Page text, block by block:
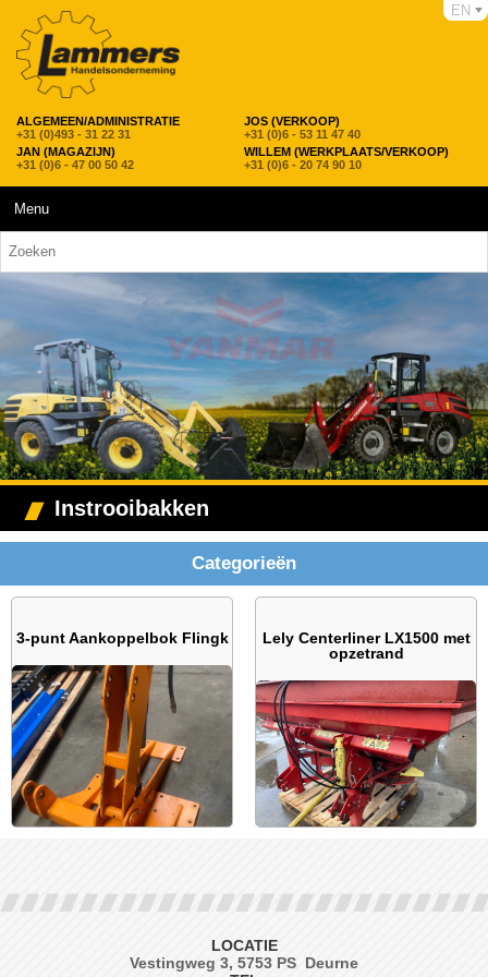
ALGEMEEN/ADMINISTRATIE
+31 (0)493 - 31 22 31
JOS (VERKOOP)
+31 (0)6 - 53 11 47 40
JAN (MAGAZIJN)
+31 (0)6 - 47 00 50 42
WILLEM (WERKPLAATS/VERKOOP)
+31 (0)6 - 20 74 90 10
EN
Menu
Instrooibakken
Categorieën
3-punt Aankoppelbok Flingk
Lely Centerliner LX1500 met
opzetrand
LOCATIE
Vestingweg 3, 5753 PS Deurne